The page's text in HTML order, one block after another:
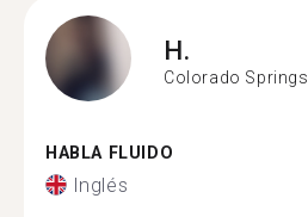
H.
Colorado Springs
HABLA FLUIDO
Inglés